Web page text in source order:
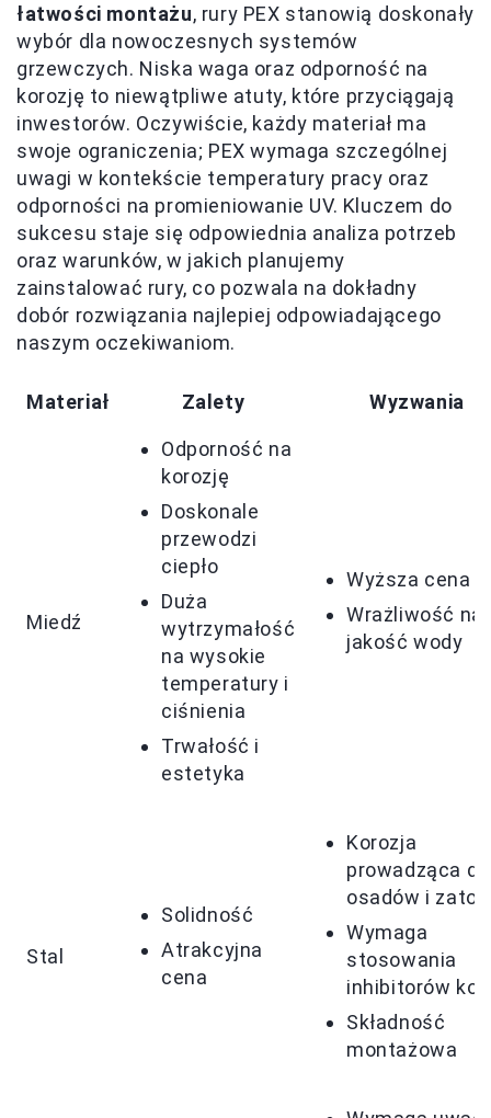
łatwości montażu, rury PEX stanowią doskonały
wybór dla nowoczesnych systemów
grzewczych. Niska waga oraz odporność na
korozję to niewątpliwe atuty, które przyciągają
inwestorów. Oczywiście, każdy materiał ma
swoje ograniczenia; PEX wymaga szczególnej
uwagi w kontekście temperatury pracy oraz
odporności na promieniowanie UV. Kluczem do
sukcesu staje się odpowiednia analiza potrzeb
oraz warunków, w jakich planujemy
zainstalować rury, co pozwala na dokładny
dobór rozwiązania najlepiej odpowiadającego
naszym oczekiwaniom.
Materiał Zalety Wyzwania
Miedź
Odporność na
korozję
Doskonale
przewodzi
ciepło
Duża
wytrzymałość
na wysokie
temperatury i
ciśnienia
Trwałość i
estetyka
Wyższa cena
Wrażliwość na
jakość wody
Stal
Solidność
Atrakcyjna
cena
Korozja
prowadząca do
osadów i
Wymaga
stosowania
inhibitorów
Składność
montażowa